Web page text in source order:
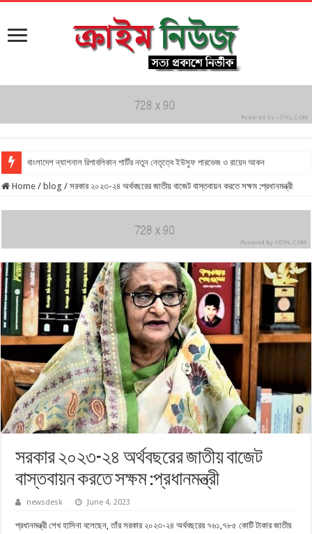
বাংলাদেশ ন্যাশনাল রিপাবলিকান পার্টির নতুন নেতৃত্বে ইউসুফ পারভেজ ও রায়েদ আকন
Home / blog / সরকার ২০২৩-২৪ অর্থবছরের জাতীয় বাজেট বাস্তবায়ন করতে সক্ষম :প্রধানমন্ত্রী
সরকার ২০২৩-২৪ অর্থবছরের জাতীয় বাজেট
বাস্তবায়ন করতে সক্ষম :প্রধানমন্ত্রী
newsdesk June 4, 2023
প্রধানমন্ত্রী শেখ হাসিনা বলেছেন, তাঁর সরকার ২০২৩-২৪ অর্থবছরের ৭৬১,৭৮৫ কোটি টাকার জাতীয়